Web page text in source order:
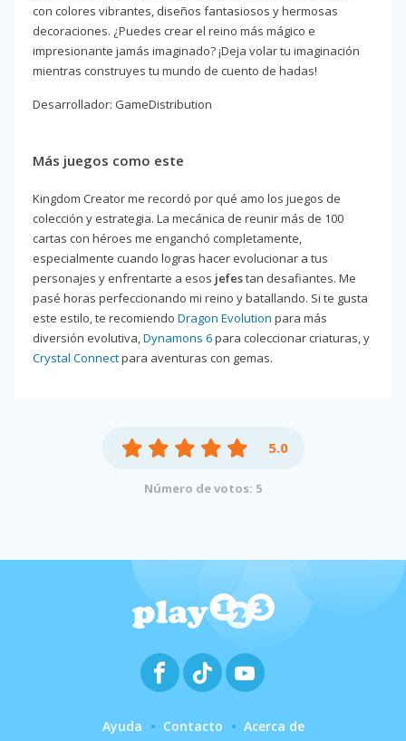
con colores vibrantes, diseños fantasiosos y hermosas
decoraciones. ¿Puedes crear el reino más mágico e
impresionante jamás imaginado? ¡Deja volar tu imaginación
mientras construyes tu mundo de cuento de hadas!
Desarrollador: GameDistribution
Más juegos como este
Kingdom Creator me recordó por qué amo los juegos de
colección y estrategia. La mecánica de reunir más de 100
cartas con héroes me enganchó completamente,
especialmente cuando logras hacer evolucionar a tus
personajes y enfrentarte a esos jefestan desafiantes. Me
pasé horas perfeccionando mi reino y batallando. Si te gusta
este estilo, te recomiendo Dragon Evolution para más
diversión evolutiva,Dynamons 6para coleccionar criaturas, y
Crystal Connectpara aventuras con gemas.
5.0
Número de votos: 5
Ayuda Contacto Acerca de